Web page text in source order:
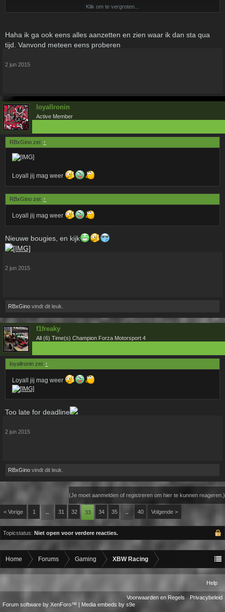
Word gek van dat herstarten bij time trials, niets voor mij.
Klik om te vergroten...
Haha ik ga ook eens alles aanzetten en zien waar ik dan sta qua
tijd. Vanvond meteen eens proberen
2 jun 2015
loyallronin
Active Member
RBxGino zei: ↑
Loyall jij mag weer
RBxGino zei: ↑
Loyall jij mag weer
Nieuwe bougies, en kijk
2 jun 2015
RBxGino vindt dit leuk.
f1freaky
All (6) Time(s) Champion Forza Motorsport 4
loyallronin zei: ↑
Loyall jij mag weer
Too late for deadline
2 jun 2015
RBxGino vindt dit leuk.
(Je moet aanmelden of registreren om hier te kunnen reageren.)
< Vorige 1 ← 31 32 33 34 35 → 40 Volgende >
Topicstatus: Niet open voor verdere reacties.
Home Forums Gaming XBW Racing
Help
Voorwaarden en Regels
Privacybeleid
Forum software by XenForo™ | Media embeds by s9e